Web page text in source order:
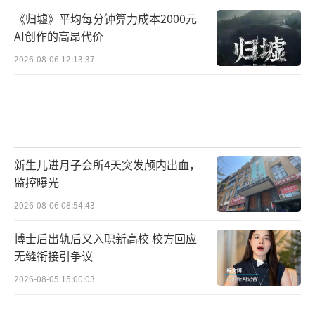
《归墟》平均每分钟算力成本2000元
AI创作的高昂代价
2026-08-06 12:13:37
新生儿进月子会所4天突发颅内出血，
监控曝光
2026-08-06 08:54:43
博士后出轨后又入职新高校 校方回应
无缝衔接引争议
2026-08-05 15:00:03